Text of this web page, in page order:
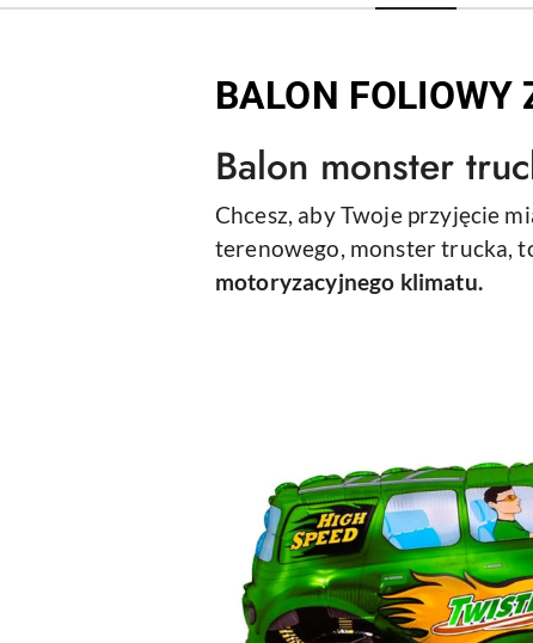
BALON
Balon monster
Chcesz, aby Twoje przyjęcie
terenowego, monster trucka,
motoryzacyjnego klimatu.